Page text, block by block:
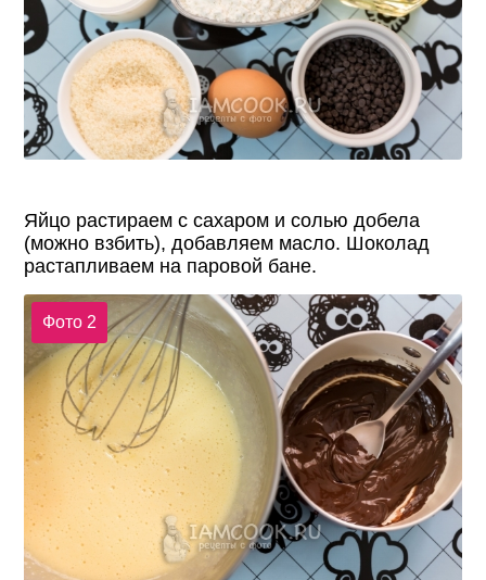
Яйцо растираем с сахаром и солью добела
(можно взбить), добавляем масло. Шоколад
растапливаем на паровой бане.
Фото 2